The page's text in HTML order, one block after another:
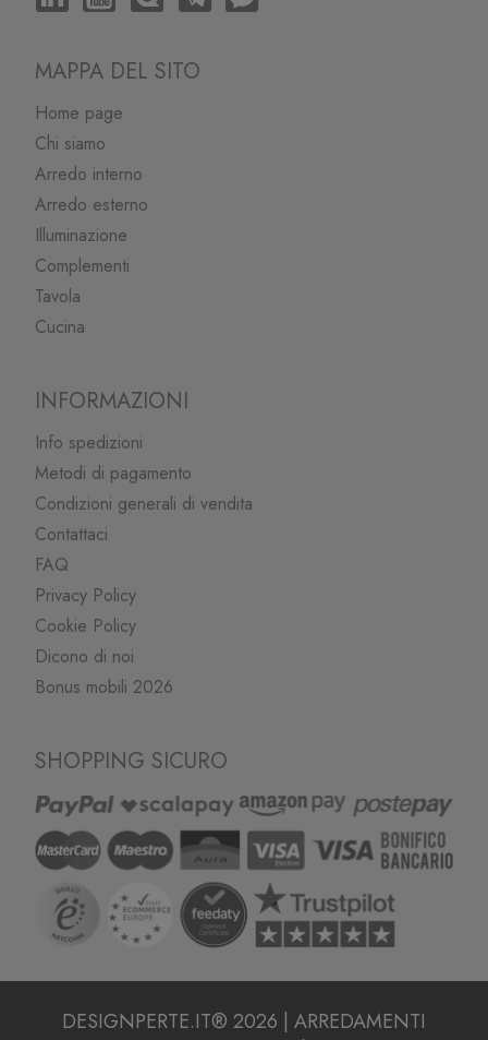
MAPPA DEL SITO
Home page
Chi siamo
Arredo interno
Arredo esterno
Illuminazione
Complementi
Tavola
Cucina
INFORMAZIONI
Info spedizioni
Metodi di pagamento
Condizioni generali di vendita
Contattaci
FAQ
Privacy Policy
Cookie Policy
Dicono di noi
Bonus mobili 2026
SHOPPING SICURO
DESIGNPERTE.IT® 2026 | ARREDAMENTI